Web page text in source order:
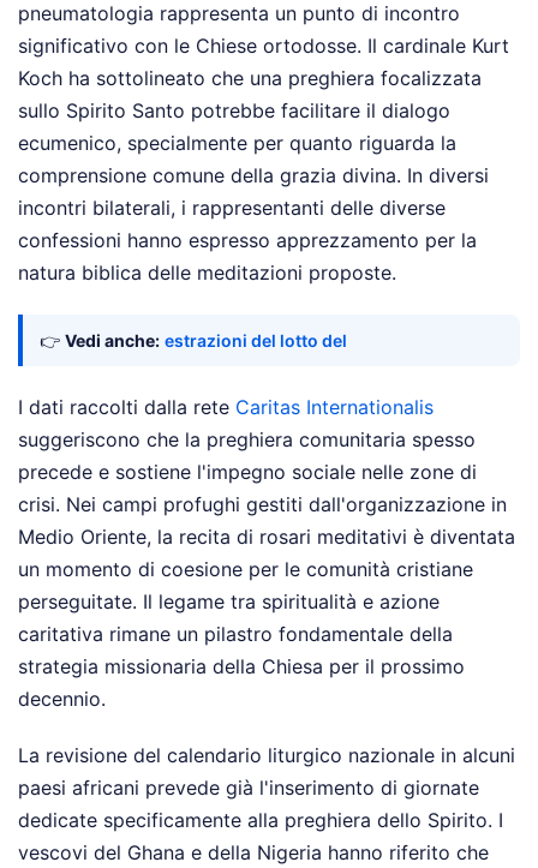
pneumatologia rappresenta un punto di incontro
significativo con le Chiese ortodosse. Il cardinale Kurt
Koch ha sottolineato che una preghiera focalizzata
sullo Spirito Santo potrebbe facilitare il dialogo
ecumenico, specialmente per quanto riguarda la
comprensione comune della grazia divina. In diversi
incontri bilaterali, i rappresentanti delle diverse
confessioni hanno espresso apprezzamento per la
natura biblica delle meditazioni proposte.
👉 Vedi anche: estrazioni del lotto del
I dati raccolti dalla rete Caritas Internationalis
suggeriscono che la preghiera comunitaria spesso
precede e sostiene l'impegno sociale nelle zone di
crisi. Nei campi profughi gestiti dall'organizzazione in
Medio Oriente, la recita di rosari meditativi è diventata
un momento di coesione per le comunità cristiane
perseguitate. Il legame tra spiritualità e azione
caritativa rimane un pilastro fondamentale della
strategia missionaria della Chiesa per il prossimo
decennio.
La revisione del calendario liturgico nazionale in alcuni
paesi africani prevede già l'inserimento di giornate
dedicate specificamente alla preghiera dello Spirito. I
vescovi del Ghana e della Nigeria hanno riferito che